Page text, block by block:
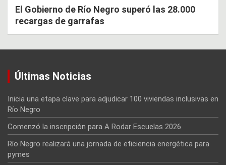
El Gobierno de Río Negro superó las 28.000
recargas de garrafas
Últimas Noticias
Inicia una etapa clave para adjudicar 100 viviendas inclusivas en
Río Negro
Comenzó la inscripción para A Rodar Escuelas 2026
Río Negro realizará una jornada de eficiencia energética para
pymes